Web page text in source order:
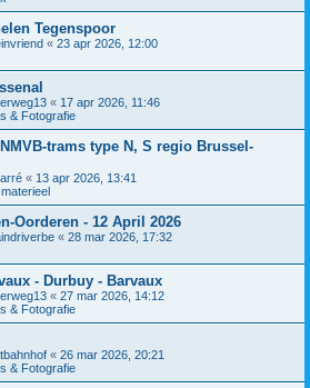
Tegenspoor
« 23 apr 2026, 12:00
« 17 apr 2026, 11:46
& Fotografie
trams type N, S regio Brussel-
« 13 apr 2026, 13:41
Oorderen - 12 April 2026
« 28 mar 2026, 17:32
- Durbuy - Barvaux
« 27 mar 2026, 14:12
& Fotografie
« 26 mar 2026, 20:21
& Fotografie